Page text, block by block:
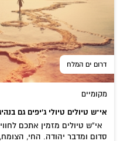
דרום ים המלח
מקומיים
אי"ש טיולים טיולי ג'יפים גם
אי”ש טיולים מזמין אתכם
סדום ומדבר יהודה. החי,